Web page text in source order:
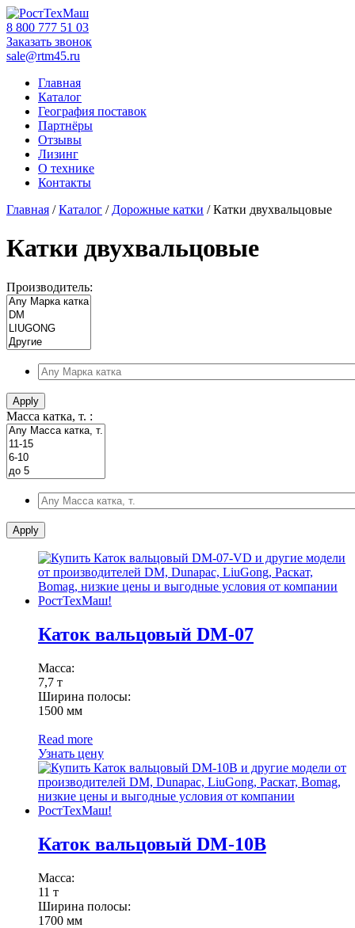
Skip
to
content
‎8 800 777 51 03
Заказать звонок
sale@rtm45.ru
Главная
Каталог
География поставок
Партнёры
Отзывы
Лизинг
О технике
Контакты
Главная /Каталог / Дорожные катки / Катки двухвальцовые
Катки двухвальцовые
Производитель:
Apply
Масса катка, т. :
Apply
Каток вальцовый DM-07
Масса:
7,7 т
Ширина полосы:
1500 мм
Read more
Узнать цену
Каток вальцовый DM-10B
Масса:
11 т
Ширина полосы:
1700 мм